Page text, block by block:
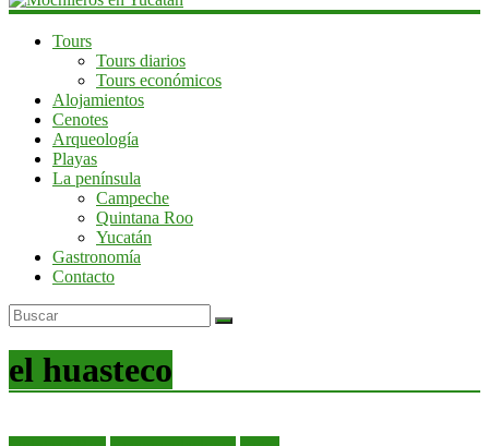
Mochileros
Yucatán
Yucatán
Tours
Tours diarios
Tours económicos
Alojamientos
Cenotes
Arqueología
Playas
La península
Campeche
Quintana Roo
Yucatán
Gastronomía
Contacto
el huasteco